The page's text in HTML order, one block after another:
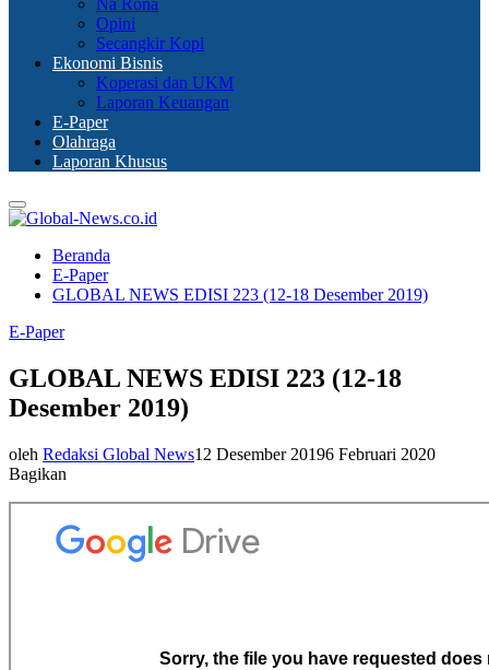
Na Rona
Opini
Secangkir Kopi
Ekonomi Bisnis
Koperasi dan UKM
Laporan Keuangan
E-Paper
Olahraga
Laporan Khusus
Primary
Menu
Beranda
E-Paper
GLOBAL NEWS EDISI 223 (12-18 Desember 2019)
E-Paper
GLOBAL NEWS EDISI 223 (12-18
Desember 2019)
oleh Redaksi Global News12 Desember 20196 Februari 2020
Bagikan